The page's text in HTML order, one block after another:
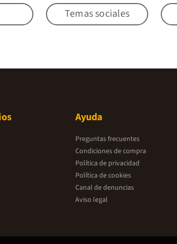
Temas sociales
Ayuda
Preguntas frecuentes
Condiciones de compra
Política de privacidad
Política de cookies
Canal de denuncias
Aviso legal